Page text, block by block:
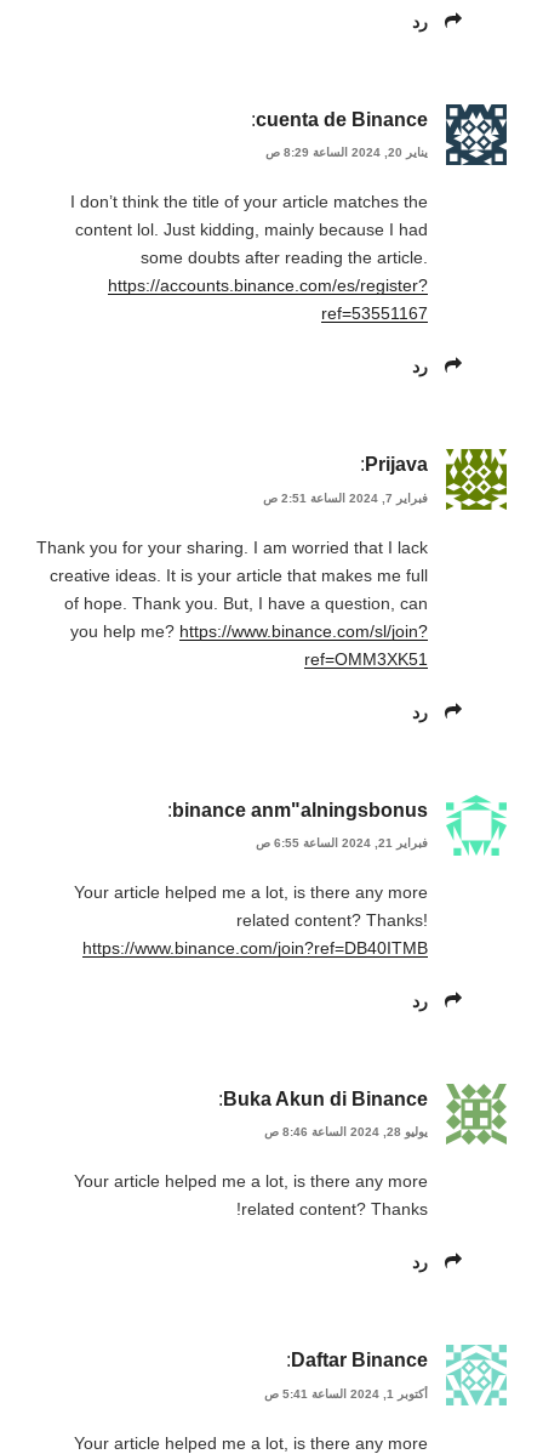
رد
cuenta de Binance
:
يناير 20, 2024 الساعة 8:29 ص
I don’t think the title of your article matches the
content lol. Just kidding, mainly because I had
some doubts after reading the article.
https://accounts.binance.com/es/register?
ref=53551167
رد
Prijava
:
فبراير 7, 2024 الساعة 2:51 ص
Thank you for your sharing. I am worried that I lack
creative ideas. It is your article that makes me full
of hope. Thank you. But, I have a question, can
you help me? https://www.binance.com/sl/join?
ref=OMM3XK51
رد
binance anm"alningsbonus
:
فبراير 21, 2024 الساعة 6:55 ص
Your article helped me a lot, is there any more
related content? Thanks!
https://www.binance.com/join?ref=DB40ITMB
رد
Buka Akun di Binance
:
يوليو 28, 2024 الساعة 8:46 ص
Your article helped me a lot, is there any more
related content? Thanks!
رد
Daftar Binance
:
أكتوبر 1, 2024 الساعة 5:41 ص
Your article helped me a lot, is there any more